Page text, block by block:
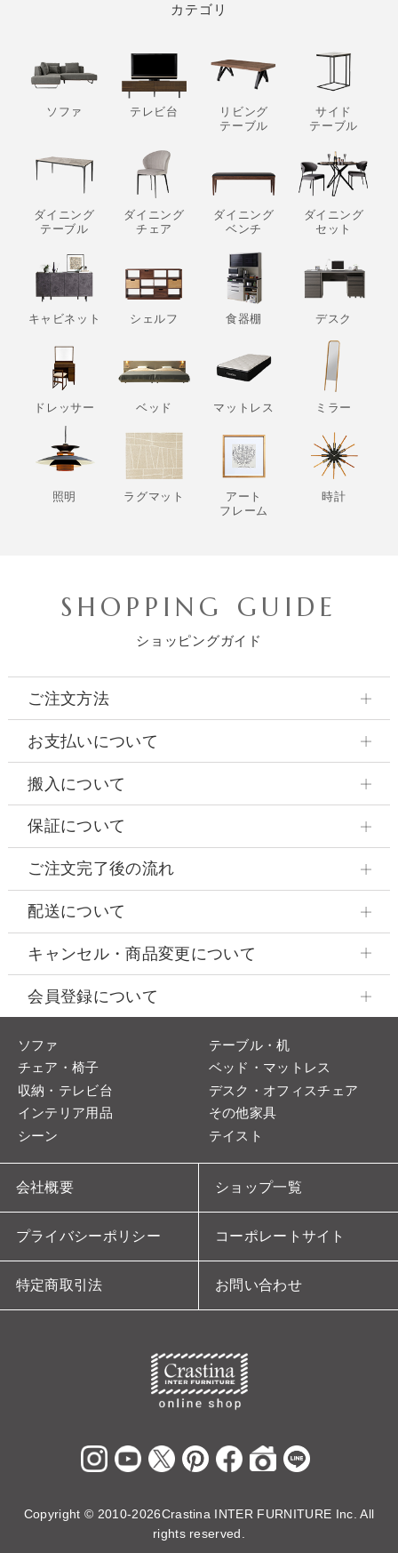
カテゴリ
ソファ テレビ台
リビング
テーブル
サイド
テーブル
ダイニング
テーブル
ダイニング
チェア
ダイニング
ベンチ
ダイニング
セット
キャビネット シェルフ 食器棚 デスク
ドレッサー ベッド マットレス ミラー
照明 ラグマット
アート
フレーム
時計
SHOPPING GUIDE
ショッピングガイド
ご注文方法
お支払いについて
搬入について
保証について
ご注文完了後の流れ
配送について
キャンセル・商品変更について
会員登録について
会社概要 ショップ一覧
プライバシーポリシー コーポレートサイト
特定商取引法 お問い合わせ
ソファ
テーブル・机
チェア・椅子
ベッド・マットレス
収納・テレビ台
デスク・オフィスチェア
インテリア用品
その他家具
シーン
テイスト
Copyright © 2010-2026Crastina INTER FURNITURE Inc. All
rights reserved.